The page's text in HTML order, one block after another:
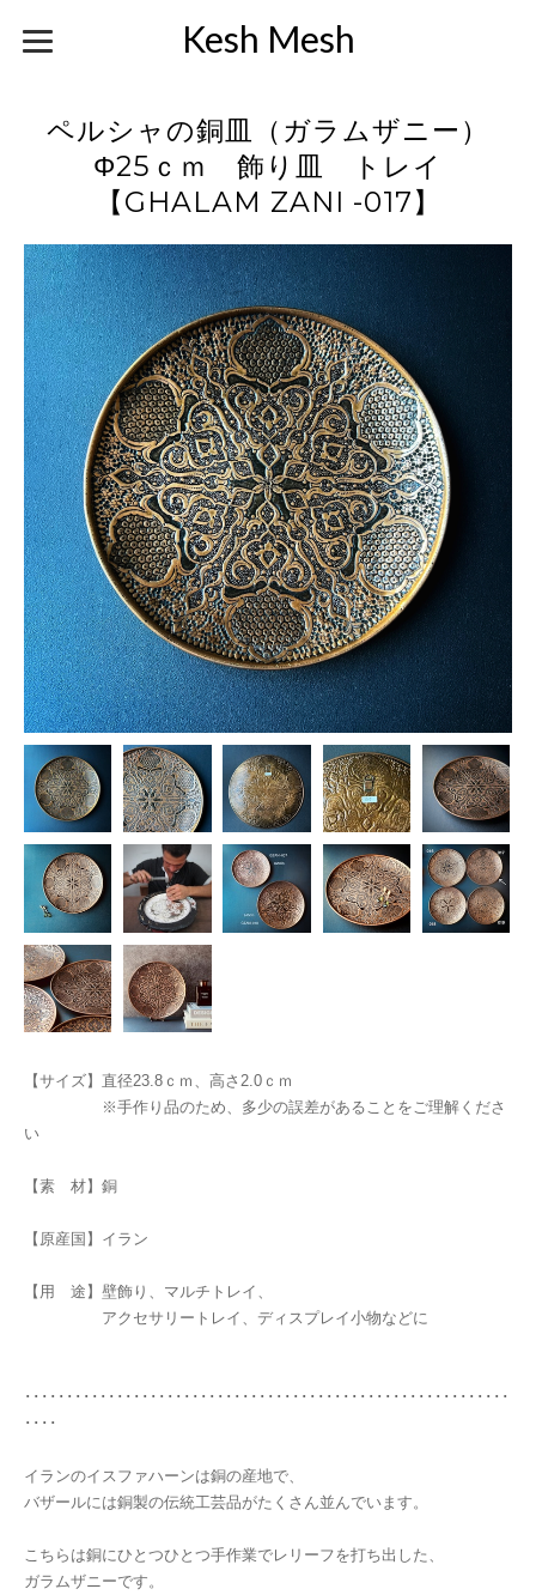
Kesh Mesh
ペルシャの銅皿（ガラムザニー）
Φ25ｃｍ 飾り皿 トレイ
【GHALAM ZANI -017】
【サイズ】直径23.8ｃｍ、高さ2.0ｃｍ
※手作り品のため、多少の誤差があることをご理解くださ
い
【素 材】銅
【原産国】イラン
【用 途】壁飾り、マルチトレイ、
アクセサリートレイ、ディスプレイ小物などに
･･････････････････････････････････････････････････････････
････
イランのイスファハーンは銅の産地で、
バザールには銅製の伝統工芸品がたくさん並んでいます。
こちらは銅にひとつひとつ手作業でレリーフを打ち出した、
ガラムザニーです。